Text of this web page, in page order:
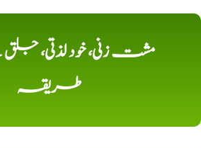
مشت زنی، خود لذتی، جلق
طریقہ